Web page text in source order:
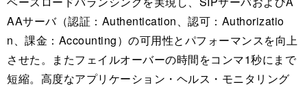
AAサーバ（認証：Authentication、認可：Authorizatio
n、課金：Accounting）の可用性とパフォーマンスを向上
させた。またフェイルオーバーの時間をコンマ1秒にまで
短縮。高度なアプリケーション・ヘルス・モニタリング